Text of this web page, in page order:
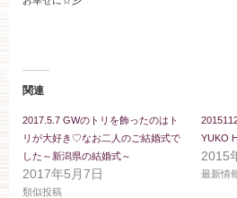
関連
2017.5.7 GWのトリを飾ったのはト
リが大好き♡なお二人のご結婚式で
した～新潟県の結婚式～
2017年5月7日
類似投稿
YUKO
2015
最新情